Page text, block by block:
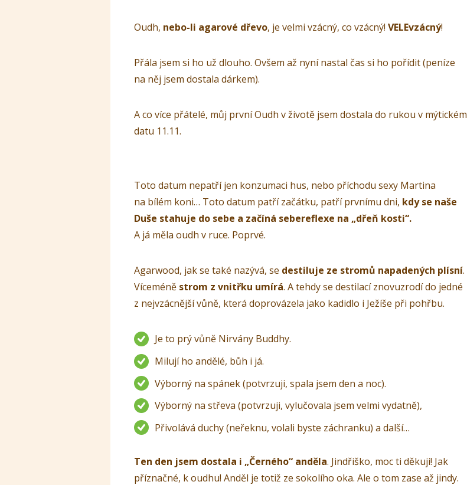
Oudh, nebo-li agarové dřevo, je velmi vzácný, co vzácný! VELEvzácný!
Přála jsem si ho už dlouho. Ovšem až nyní nastal čas si ho pořídit (peníze
na něj jsem dostala dárkem).
A co více přátelé, můj první Oudh v životě jsem dostala do rukou v mýtickém
datu 11.11.
Toto datum nepatří jen konzumaci hus, nebo příchodu sexy Martina
na bílém koni… Toto datum patří začátku, patří prvnímu dni, kdy se naše
Duše stahuje do sebe a začíná sebereflexe na „dřeň kosti“.
A já měla oudh v ruce. Poprvé.
Agarwood, jak se také nazývá, se destiluje ze stromů napadených plísní.
Víceméně strom z vnitřku umírá. A tehdy se destilací znovuzrodí do jedné
z nejvzácnější vůně, která doprovázela jako kadidlo i Ježíše při pohřbu.
Je to prý vůně Nirvány Buddhy.
Milují ho andělé, bůh i já.
Výborný na spánek (potvrzuji, spala jsem den a noc).
Výborný na střeva (potvrzuji, vylučovala jsem velmi vydatně),
Přivolává duchy (neřeknu, volali byste záchranku) a další…
Ten den jsem dostala i „Černého“ anděla. Jindřiško, moc ti děkuji! Jak
příznačné, k oudhu! Anděl je totiž ze sokolího oka. Ale o tom zase až jindy.